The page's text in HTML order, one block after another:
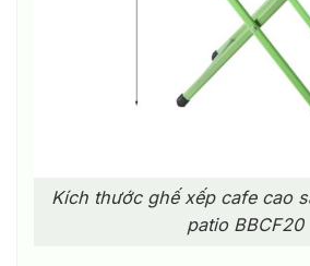
Kích thước ghế xếp cafe cao
patio BBCF20